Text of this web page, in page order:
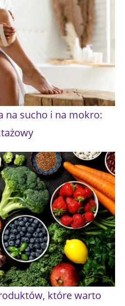
na sucho i na mokro:
które warto